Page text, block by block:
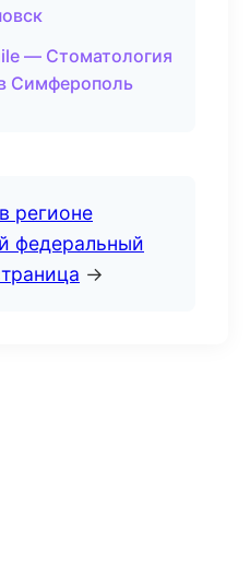
— Стоматология
Симферополь
регионе
федеральный
→